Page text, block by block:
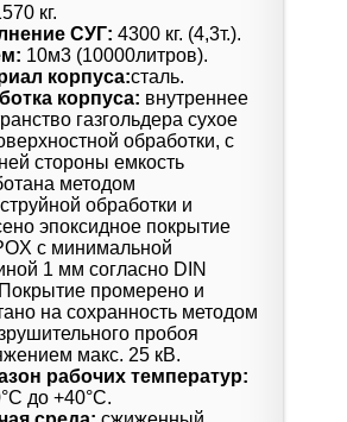
кг.
СУГ: 4300 кг. (4,3т.).
10м3 (10000литров).
корпуса:сталь.
корпуса: внутреннее
газгольдера сухое
обработки, с
стороны емкость
методом
обработки и
эпоксидное покрытие
с минимальной
1 мм согласно DIN
промерено и
на сохранность методом
пробоя
макс. 25 кВ.
рабочих температур:
до +40°C.